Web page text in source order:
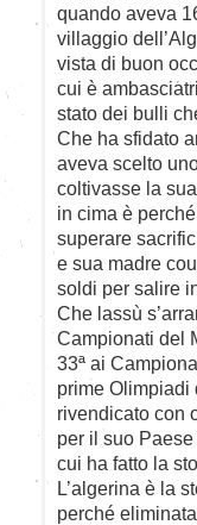
quando aveva
villaggio
vista di buon
cui è
stato dei bulli
Che ha sfidato
aveva scelto
coltivasse la
in cima è
superare
e sua madre
soldi per salire
Che lassù
Campionati del
33ª ai
prime Olimpiadi
rivendicato con
per il suo
cui ha fatto la
L’algerina è la
perché